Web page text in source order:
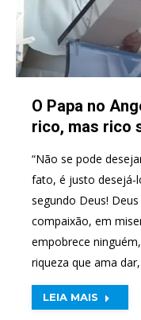
O Papa no
rico, mas rico
“Não se pode
fato, é justo desejá-
segundo Deus!
compaixão, em
empobrece
riqueza que ama
LEIA MAIS